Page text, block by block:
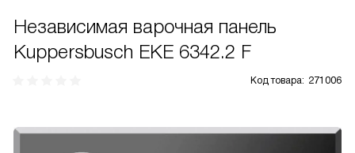
Независимая варочная панель
Kuppersbusch EKE 6342.2 F
Код товара: 271006